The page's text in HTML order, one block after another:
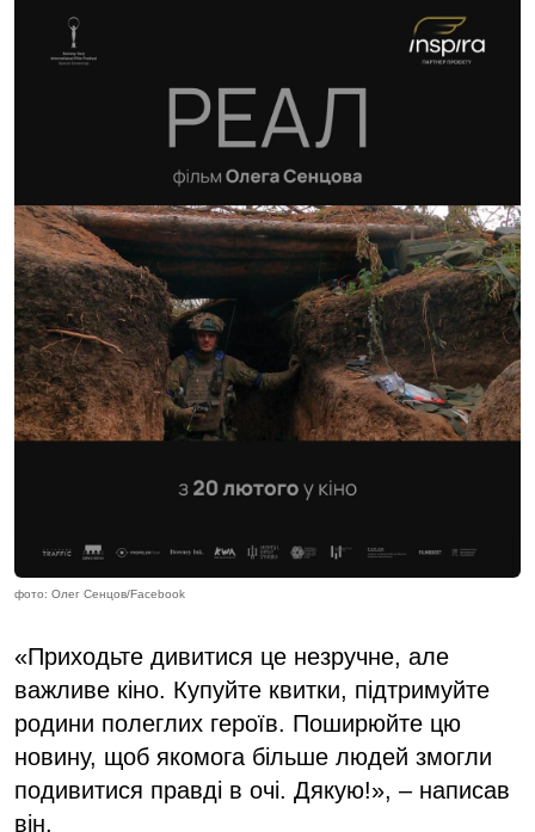
фото: Олег Сенцов/Facebook
«Приходьте дивитися це незручне, але
важливе кіно. Купуйте квитки, підтримуйте
родини полеглих героїв. Поширюйте цю
новину, щоб якомога більше людей змогли
подивитися правді в очі. Дякую!», – написав
він.